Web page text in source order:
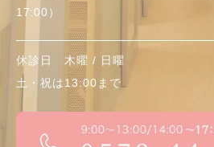
17:00）
休診日 木曜 / 日曜
土・祝は13:00まで